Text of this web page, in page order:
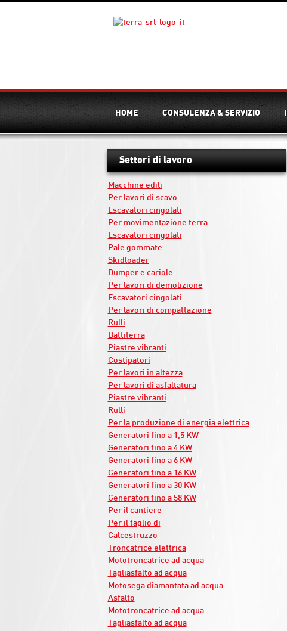
HOME CONSULENZA & SERVIZIO
Settori di lavoro
Macchine edili
Per lavori di scavo
Escavatori cingolati
Per movimentazione terra
Escavatori cingolati
Pale gommate
Skidloader
Dumper e cariole
Per lavori di demolizione
Escavatori cingolati
Per lavori di compattazione
Rulli
Battiterra
Piastre vibranti
Costipatori
Per lavori in altezza
Per lavori di asfaltatura
Piastre vibranti
Rulli
Per la produzione di energia elettrica
Generatori fino a 1,5 KW
Generatori fino a 4 KW
Generatori fino a 6 KW
Generatori fino a 16 KW
Generatori fino a 30 KW
Generatori fino a 58 KW
Per il cantiere
Per il taglio di
Calcestruzzo
Troncatrice elettrica
Mototroncatrice ad acqua
Tagliasfalto ad acqua
Motosega diamantata ad acqua
Asfalto
Mototroncatrice ad acqua
Tagliasfalto ad acqua